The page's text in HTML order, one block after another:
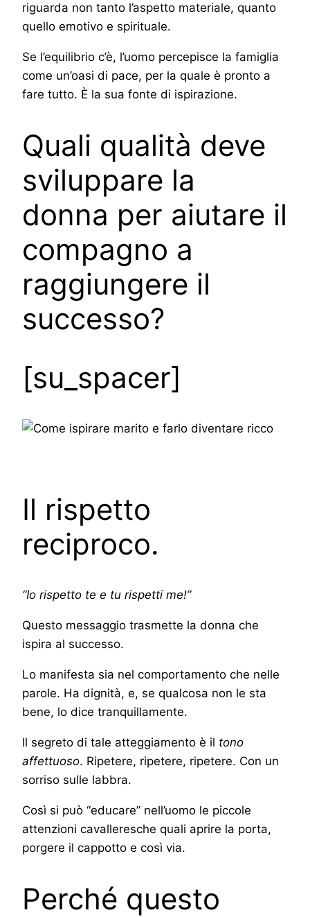
riguarda non tanto l’aspetto materiale, quanto
quello emotivo e spirituale.
Se l’equilibrio c’è, l’uomo percepisce la famiglia
come un’oasi di pace, per la quale è pronto a
fare tutto. È la sua fonte di ispirazione.
Quali qualità deve
sviluppare la
donna per aiutare il
compagno a
raggiungere il
successo?
[su_spacer]
Il rispetto
reciproco.
“Io rispetto te e tu rispetti me!”
Questo messaggio trasmette la donna che
ispira al successo.
Lo manifesta sia nel comportamento che nelle
parole. Ha dignità, e, se qualcosa non le sta
bene, lo dice tranquillamente.
Il segreto di tale atteggiamento è il tono
affettuoso. Ripetere, ripetere, ripetere. Con un
sorriso sulle labbra.
Così si può “educare” nell’uomo le piccole
attenzioni cavalleresche quali aprire la porta,
porgere il cappotto e così via.
Perché questo